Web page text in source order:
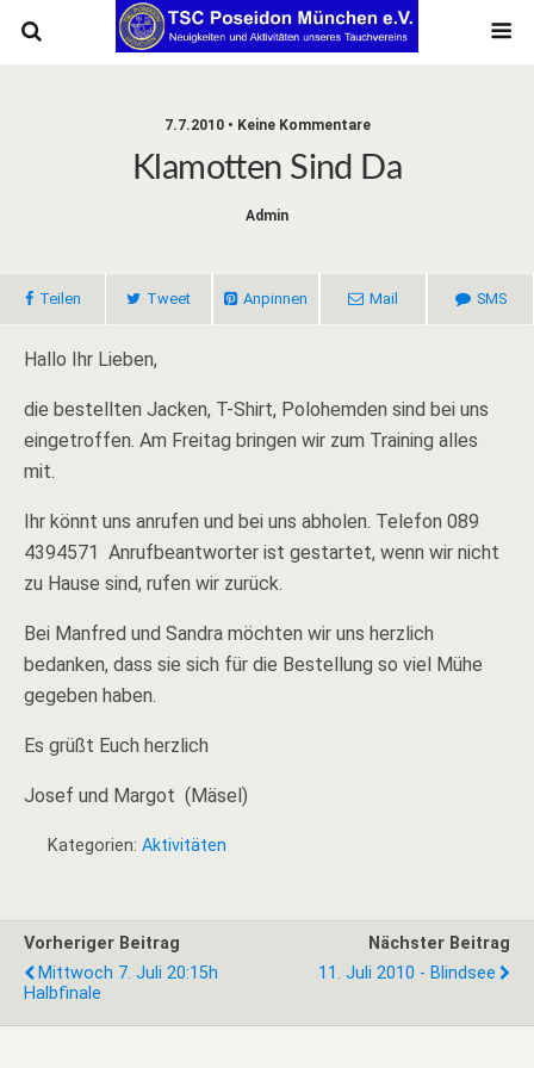
7.7.2010 • Keine Kommentare
Klamotten Sind Da
Admin
Teilen Tweet Anpinnen Mail SMS
Hallo Ihr Lieben,
die bestellten Jacken, T-Shirt, Polohemden sind bei uns
eingetroffen. Am Freitag bringen wir zum Training alles
mit.
Ihr könnt uns anrufen und bei uns abholen. Telefon 089
4394571 Anrufbeantworter ist gestartet, wenn wir nicht
zu Hause sind, rufen wir zurück.
Bei Manfred und Sandra möchten wir uns herzlich
bedanken, dass sie sich für die Bestellung so viel Mühe
gegeben haben.
Es grüßt Euch herzlich
Josef und Margot (Mäsel)
Kategorien: Aktivitäten
Vorheriger Beitrag
Mittwoch 7. Juli 20:15h
Halbfinale
Nächster Beitrag
11. Juli 2010 - Blindsee